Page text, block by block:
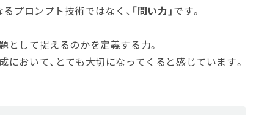
プロンプト技術ではなく、 「問い力」です。
として捉えるのかを定義する力。
において、とても大切になってくると感じています。